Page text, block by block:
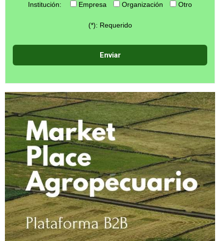
Institución: Empresa Organización Otro
(*): Requerido